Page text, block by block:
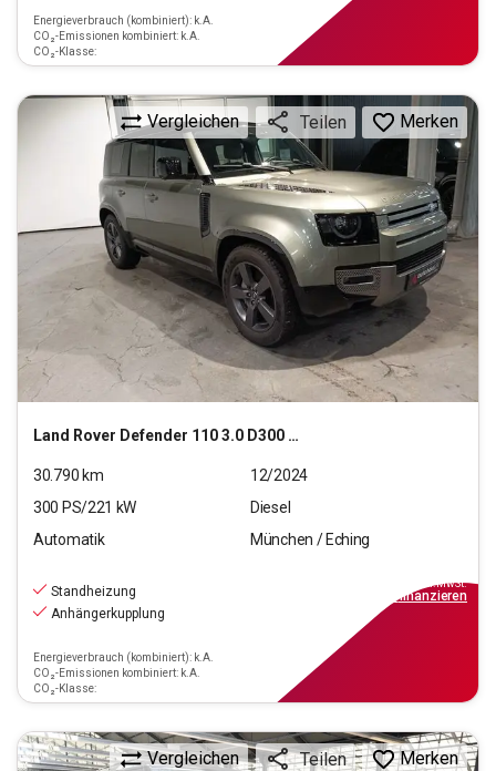
Energieverbrauch (kombiniert): k.A.
CO₂-Emissionen kombiniert: k.A.
CO₂-Klasse:
Land Rover Defender 110 3.0 D300 Mild-Hybrid Defender 110 X-D
Vergleichen Teilen Merken
30.790 km
12/2024
300 PS/221 kW
Diesel
Automatik
München / Eching
Standheizung
Anhängerkupplung
Energieverbrauch (kombiniert): k.A.
CO₂-Emissionen kombiniert: k.A.
CO₂-Klasse:
inkl.MwSt.
finanzieren
Vergleichen Teilen Merken